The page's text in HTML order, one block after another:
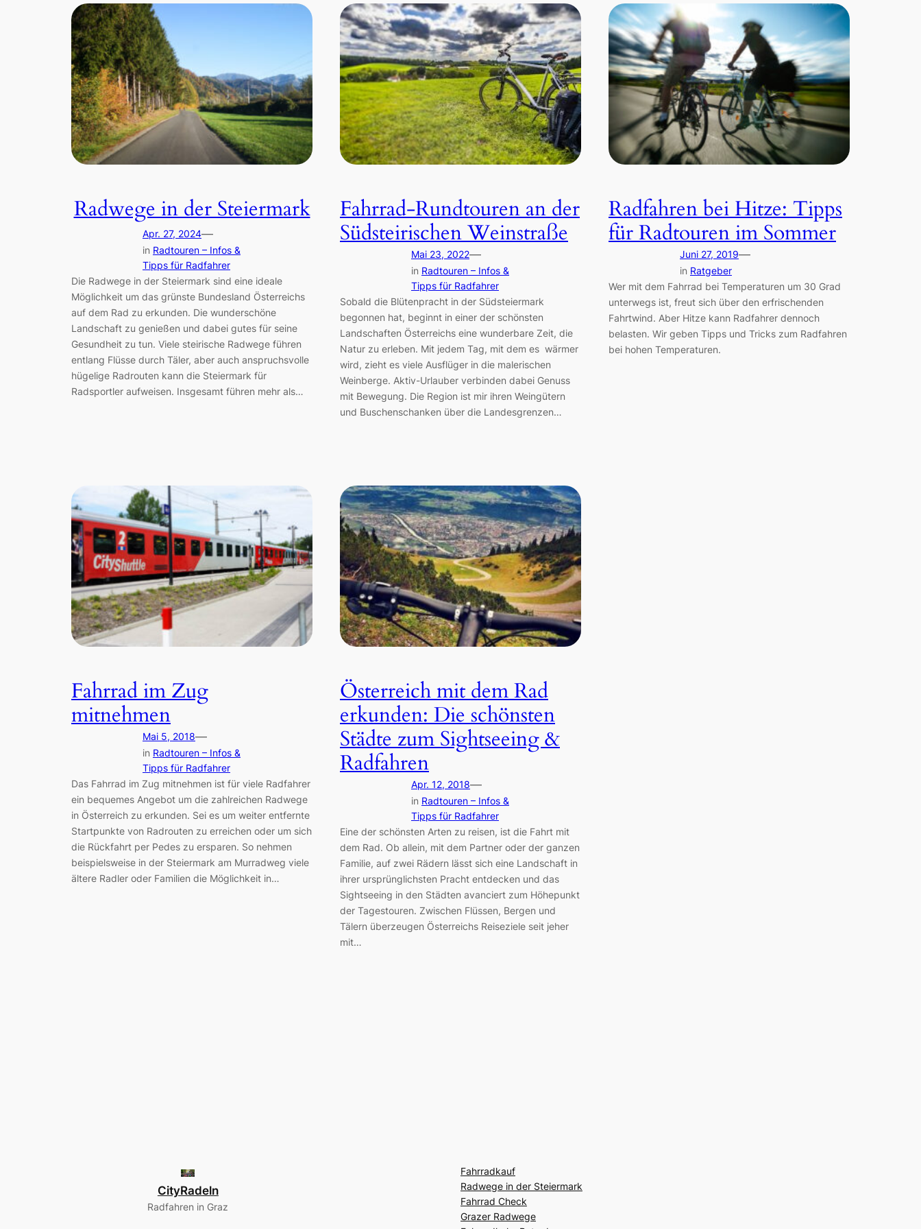
Radwege in der Steiermark
Apr. 27, 2024—
in Radtouren – Infos &
Tipps für Radfahrer
Die Radwege in der Steiermark sind eine ideale
Möglichkeit um das grünste Bundesland Österreichs
auf dem Rad zu erkunden. Die wunderschöne
Landschaft zu genießen und dabei gutes für seine
Gesundheit zu tun. Viele steirische Radwege führen
entlang Flüsse durch Täler, aber auch anspruchsvolle
hügelige Radrouten kann die Steiermark für
Radsportler aufweisen. Insgesamt führen mehr als…
Fahrrad-Rundtouren an der
Südsteirischen Weinstraße
Mai 23, 2022—
in Radtouren – Infos &
Tipps für Radfahrer
Sobald die Blütenpracht in der Südsteiermark
begonnen hat, beginnt in einer der schönsten
Landschaften Österreichs eine wunderbare Zeit, die
Natur zu erleben. Mit jedem Tag, mit dem es wärmer
wird, zieht es viele Ausflüger in die malerischen
Weinberge. Aktiv-Urlauber verbinden dabei Genuss
mit Bewegung. Die Region ist mir ihren Weingütern
und Buschenschanken über die Landesgrenzen…
Radfahren bei Hitze: Tipps
für Radtouren im Sommer
Juni 27, 2019—
in Ratgeber
Wer mit dem Fahrrad bei Temperaturen um 30 Grad
unterwegs ist, freut sich über den erfrischenden
Fahrtwind. Aber Hitze kann Radfahrer dennoch
belasten. Wir geben Tipps und Tricks zum Radfahren
bei hohen Temperaturen.
Fahrrad im Zug
mitnehmen
Mai 5, 2018—
in Radtouren – Infos &
Tipps für Radfahrer
Das Fahrrad im Zug mitnehmen ist für viele Radfahrer
ein bequemes Angebot um die zahlreichen Radwege
in Österreich zu erkunden. Sei es um weiter entfernte
Startpunkte von Radrouten zu erreichen oder um sich
die Rückfahrt per Pedes zu ersparen. So nehmen
beispielsweise in der Steiermark am Murradweg viele
ältere Radler oder Familien die Möglichkeit in…
Österreich mit dem Rad
erkunden: Die schönsten
Städte zum Sightseeing &
Radfahren
Apr. 12, 2018—
in Radtouren – Infos &
Tipps für Radfahrer
Eine der schönsten Arten zu reisen, ist die Fahrt mit
dem Rad. Ob allein, mit dem Partner oder der ganzen
Familie, auf zwei Rädern lässt sich eine Landschaft in
ihrer ursprünglichsten Pracht entdecken und das
Sightseeing in den Städten avanciert zum Höhepunkt
der Tagestouren. Zwischen Flüssen, Bergen und
Tälern überzeugen Österreichs Reiseziele seit jeher
mit…
CityRadeln
Radfahren in Graz
Fahrradkauf
Radwege in der Steiermark
Fahrrad Check
Grazer Radwege